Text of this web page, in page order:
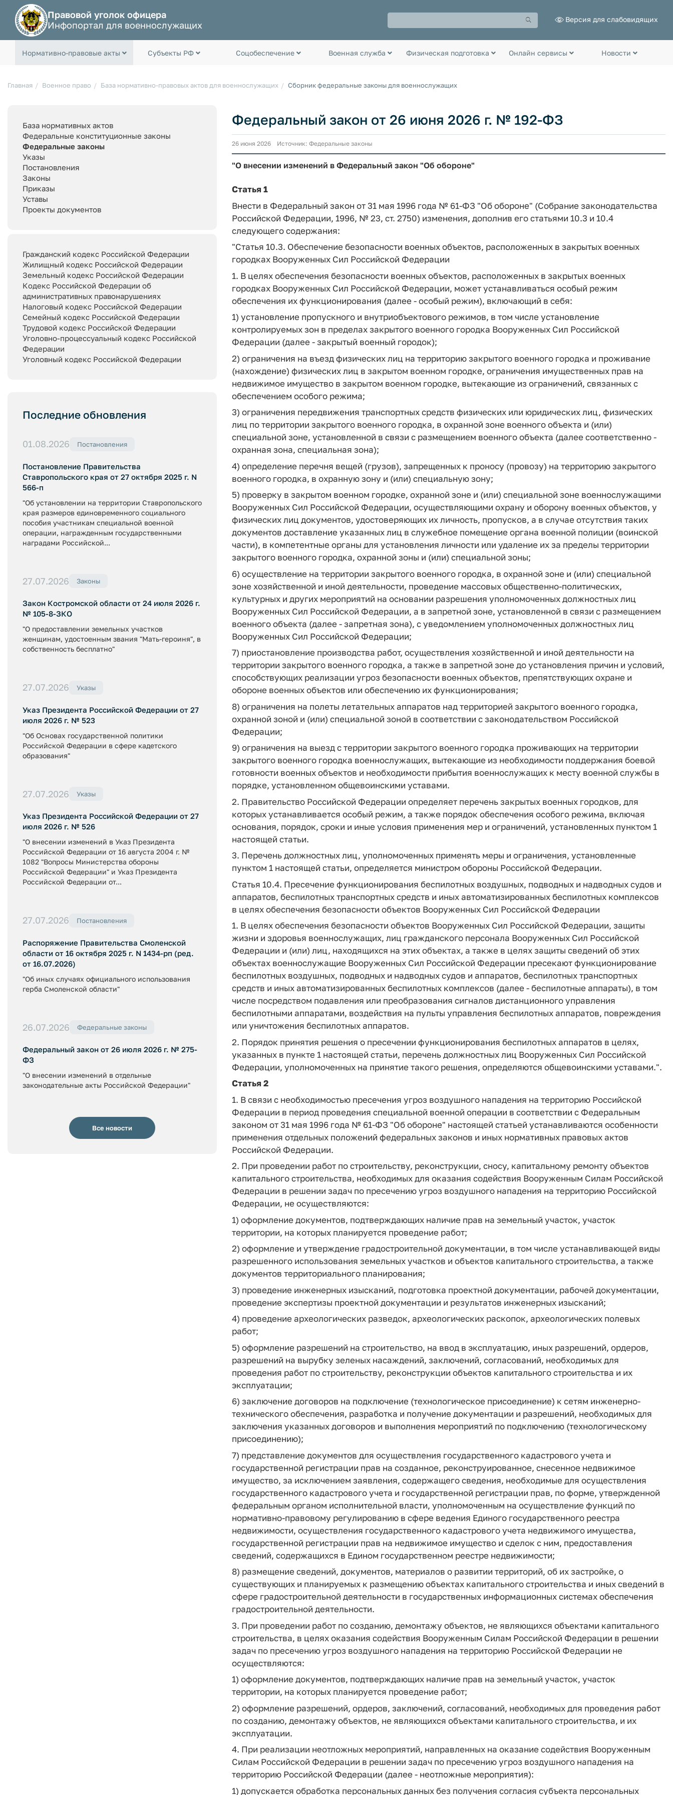
Правовой уголок офицера
Инфопортал для военнослужащих
Версия для слабовидящих
Нормативно-правовые акты Субъекты РФ Соцобеспечение Военная служба Физическая подготовка Онлайн сервисы Новости
Главная Военное право База нормативно-правовых актов для военнослужащих Сборник федеральные законы для военнослужащих
База нормативных актов
Федеральные конституционные законы
Федеральные законы
Указы
Постановления
Законы
Приказы
Уставы
Проекты документов
Гражданский кодекс Российской Федерации
Жилищный кодекс Российской Федерации
Земельный кодекс Российской Федерации
Кодекс Российской Федерации об
административных правонарушениях
Налоговый кодекс Российской Федерации
Семейный кодекс Российской Федерации
Трудовой кодекс Российской Федерации
Уголовно-процессуальный кодекс Российской
Федерации
Уголовный кодекс Российской Федерации
Последние обновления
01.08.2026 Постановления
Постановление Правительства
Ставропольского края от 27 октября 2025 г. N
566-п
"Об установлении на территории Ставропольского
края размеров единовременного социального
пособия участникам специальной военной
операции, награжденным государственными
наградами Российской...
27.07.2026 Законы
Закон Костромской области от 24 июля 2026 г.
№ 105-8-ЗКО
"О предоставлении земельных участков
женщинам, удостоенным звания "Мать-героиня", в
собственность бесплатно"
27.07.2026 Указы
Указ Президента Российской Федерации от 27
июля 2026 г. № 523
"Об Основах государственной политики
Российской Федерации в сфере кадетского
образования"
27.07.2026 Указы
Указ Президента Российской Федерации от 27
июля 2026 г. № 526
"О внесении изменений в Указ Президента
Российской Федерации от 16 августа 2004 г. №
1082 "Вопросы Министерства обороны
Российской Федерации" и Указ Президента
Российской Федерации от...
27.07.2026 Постановления
Распоряжение Правительства Смоленской
области от 16 октября 2025 г. N 1434-рп (ред.
от 16.07.2026)
"Об иных случаях официального использования
герба Смоленской области"
26.07.2026 Федеральные законы
Федеральный закон от 26 июля 2026 г. № 275-
ФЗ
"О внесении изменений в отдельные
законодательные акты Российской Федерации"
Все новости
Федеральный закон от 26 июня 2026 г. № 192-ФЗ
26 июня 2026 Источник: Федеральные законы
"О внесении изменений в Федеральный закон "Об обороне"
Статья 1
Внести в Федеральный закон от 31 мая 1996 года № 61-ФЗ "Об обороне" (Собрание законодательства
Российской Федерации, 1996, № 23, ст. 2750) изменения, дополнив его статьями 10.3 и 10.4
следующего содержания:
"Статья 10.3. Обеспечение безопасности военных объектов, расположенных в закрытых военных
городках Вооруженных Сил Российской Федерации
1. В целях обеспечения безопасности военных объектов, расположенных в закрытых военных
городках Вооруженных Сил Российской Федерации, может устанавливаться особый режим
обеспечения их функционирования (далее - особый режим), включающий в себя:
1) установление пропускного и внутриобъектового режимов, в том числе установление
контролируемых зон в пределах закрытого военного городка Вооруженных Сил Российской
Федерации (далее - закрытый военный городок);
2) ограничения на въезд физических лиц на территорию закрытого военного городка и проживание
(нахождение) физических лиц в закрытом военном городке, ограничения имущественных прав на
недвижимое имущество в закрытом военном городке, вытекающие из ограничений, связанных с
обеспечением особого режима;
3) ограничения передвижения транспортных средств физических или юридических лиц, физических
лиц по территории закрытого военного городка, в охранной зоне военного объекта и (или)
специальной зоне, установленной в связи с размещением военного объекта (далее соответственно -
охранная зона, специальная зона);
4) определение перечня вещей (грузов), запрещенных к проносу (провозу) на территорию закрытого
военного городка, в охранную зону и (или) специальную зону;
5) проверку в закрытом военном городке, охранной зоне и (или) специальной зоне военнослужащими
Вооруженных Сил Российской Федерации, осуществляющими охрану и оборону военных объектов, у
физических лиц документов, удостоверяющих их личность, пропусков, а в случае отсутствия таких
документов доставление указанных лиц в служебное помещение органа военной полиции (воинской
части), в компетентные органы для установления личности или удаление их за пределы территории
закрытого военного городка, охранной зоны и (или) специальной зоны;
6) осуществление на территории закрытого военного городка, в охранной зоне и (или) специальной
зоне хозяйственной и иной деятельности, проведение массовых общественно-политических,
культурных и других мероприятий на основании разрешения уполномоченных должностных лиц
Вооруженных Сил Российской Федерации, а в запретной зоне, установленной в связи с размещением
военного объекта (далее - запретная зона), с уведомлением уполномоченных должностных лиц
Вооруженных Сил Российской Федерации;
7) приостановление производства работ, осуществления хозяйственной и иной деятельности на
территории закрытого военного городка, а также в запретной зоне до установления причин и условий,
способствующих реализации угроз безопасности военных объектов, препятствующих охране и
обороне военных объектов или обеспечению их функционирования;
8) ограничения на полеты летательных аппаратов над территорией закрытого военного городка,
охранной зоной и (или) специальной зоной в соответствии с законодательством Российской
Федерации;
9) ограничения на выезд с территории закрытого военного городка проживающих на территории
закрытого военного городка военнослужащих, вытекающие из необходимости поддержания боевой
готовности военных объектов и необходимости прибытия военнослужащих к месту военной службы в
порядке, установленном общевоинскими уставами.
2. Правительство Российской Федерации определяет перечень закрытых военных городков, для
которых устанавливается особый режим, а также порядок обеспечения особого режима, включая
основания, порядок, сроки и иные условия применения мер и ограничений, установленных пунктом 1
настоящей статьи.
3. Перечень должностных лиц, уполномоченных применять меры и ограничения, установленные
пунктом 1 настоящей статьи, определяется министром обороны Российской Федерации.
Статья 10.4. Пресечение функционирования беспилотных воздушных, подводных и надводных судов и
аппаратов, беспилотных транспортных средств и иных автоматизированных беспилотных комплексов
в целях обеспечения безопасности объектов Вооруженных Сил Российской Федерации
1. В целях обеспечения безопасности объектов Вооруженных Сил Российской Федерации, защиты
жизни и здоровья военнослужащих, лиц гражданского персонала Вооруженных Сил Российской
Федерации и (или) лиц, находящихся на этих объектах, а также в целях защиты сведений об этих
объектах военнослужащие Вооруженных Сил Российской Федерации пресекают функционирование
беспилотных воздушных, подводных и надводных судов и аппаратов, беспилотных транспортных
средств и иных автоматизированных беспилотных комплексов (далее - беспилотные аппараты), в том
числе посредством подавления или преобразования сигналов дистанционного управления
беспилотными аппаратами, воздействия на пульты управления беспилотных аппаратов, повреждения
или уничтожения беспилотных аппаратов.
2. Порядок принятия решения о пресечении функционирования беспилотных аппаратов в целях,
указанных в пункте 1 настоящей статьи, перечень должностных лиц Вооруженных Сил Российской
Федерации, уполномоченных на принятие такого решения, определяются общевоинскими уставами.".
Статья 2
1. В связи с необходимостью пресечения угроз воздушного нападения на территорию Российской
Федерации в период проведения специальной военной операции в соответствии с Федеральным
законом от 31 мая 1996 года № 61-ФЗ "Об обороне" настоящей статьей устанавливаются особенности
применения отдельных положений федеральных законов и иных нормативных правовых актов
Российской Федерации.
2. При проведении работ по строительству, реконструкции, сносу, капитальному ремонту объектов
капитального строительства, необходимых для оказания содействия Вооруженным Силам Российской
Федерации в решении задач по пресечению угроз воздушного нападения на территорию Российской
Федерации, не осуществляются:
1) оформление документов, подтверждающих наличие прав на земельный участок, участок
территории, на которых планируется проведение работ;
2) оформление и утверждение градостроительной документации, в том числе устанавливающей виды
разрешенного использования земельных участков и объектов капитального строительства, а также
документов территориального планирования;
3) проведение инженерных изысканий, подготовка проектной документации, рабочей документации,
проведение экспертизы проектной документации и результатов инженерных изысканий;
4) проведение археологических разведок, археологических раскопок, археологических полевых
работ;
5) оформление разрешений на строительство, на ввод в эксплуатацию, иных разрешений, ордеров,
разрешений на вырубку зеленых насаждений, заключений, согласований, необходимых для
проведения работ по строительству, реконструкции объектов капитального строительства и их
эксплуатации;
6) заключение договоров на подключение (технологическое присоединение) к сетям инженерно-
технического обеспечения, разработка и получение документации и разрешений, необходимых для
заключения указанных договоров и выполнения мероприятий по подключению (технологическому
присоединению);
7) представление документов для осуществления государственного кадастрового учета и
государственной регистрации прав на созданное, реконструированное, снесенное недвижимое
имущество, за исключением заявления, содержащего сведения, необходимые для осуществления
государственного кадастрового учета и государственной регистрации прав, по форме, утвержденной
федеральным органом исполнительной власти, уполномоченным на осуществление функций по
нормативно-правовому регулированию в сфере ведения Единого государственного реестра
недвижимости, осуществления государственного кадастрового учета недвижимого имущества,
государственной регистрации прав на недвижимое имущество и сделок с ним, предоставления
сведений, содержащихся в Едином государственном реестре недвижимости;
8) размещение сведений, документов, материалов о развитии территорий, об их застройке, о
существующих и планируемых к размещению объектах капитального строительства и иных сведений в
сфере градостроительной деятельности в государственных информационных системах обеспечения
градостроительной деятельности.
3. При проведении работ по созданию, демонтажу объектов, не являющихся объектами капитального
строительства, в целях оказания содействия Вооруженным Силам Российской Федерации в решении
задач по пресечению угроз воздушного нападения на территорию Российской Федерации не
осуществляются:
1) оформление документов, подтверждающих наличие прав на земельный участок, участок
территории, на которых планируется проведение работ;
2) оформление разрешений, ордеров, заключений, согласований, необходимых для проведения работ
по созданию, демонтажу объектов, не являющихся объектами капитального строительства, и их
эксплуатации.
4. При реализации неотложных мероприятий, направленных на оказание содействия Вооруженным
Силам Российской Федерации в решении задач по пресечению угроз воздушного нападения на
территорию Российской Федерации (далее - неотложные мероприятия):
1) допускается обработка персональных данных без получения согласия субъекта персональных